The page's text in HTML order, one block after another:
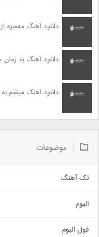
دانلود آهنگ معجزه
دانلود آهنگ یه
دانلود آهنگ میشم
موضوعات
تک آهنگ
اجتماعی
البوم
فول البوم